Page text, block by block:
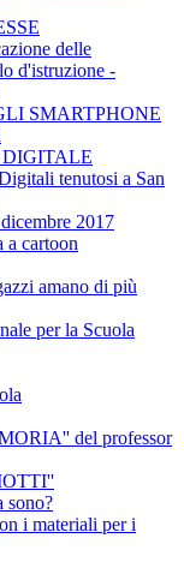
delle
d'istruzione -
SMARTPHONE
tenutosi a San
2017
cartoon
amano di più
per la Scuola
del professor
sono?
i materiali per i